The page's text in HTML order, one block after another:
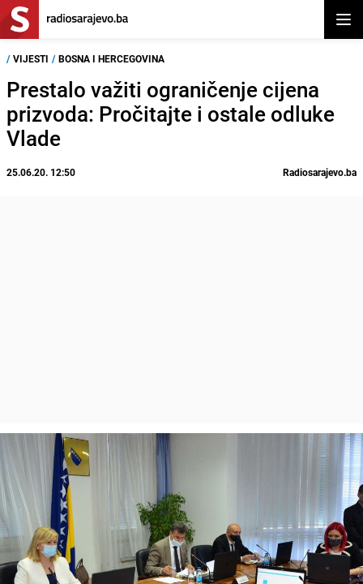
/ VIJESTI / BOSNA I HERCEGOVINA
Prestalo važiti ograničenje cijena
prizvoda: Pročitajte i ostale odluke
Vlade
25.06.20. 12:50 Radiosarajevo.ba